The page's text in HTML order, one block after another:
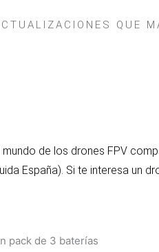
QUE
de los drones FPV
España). Si te interesa un